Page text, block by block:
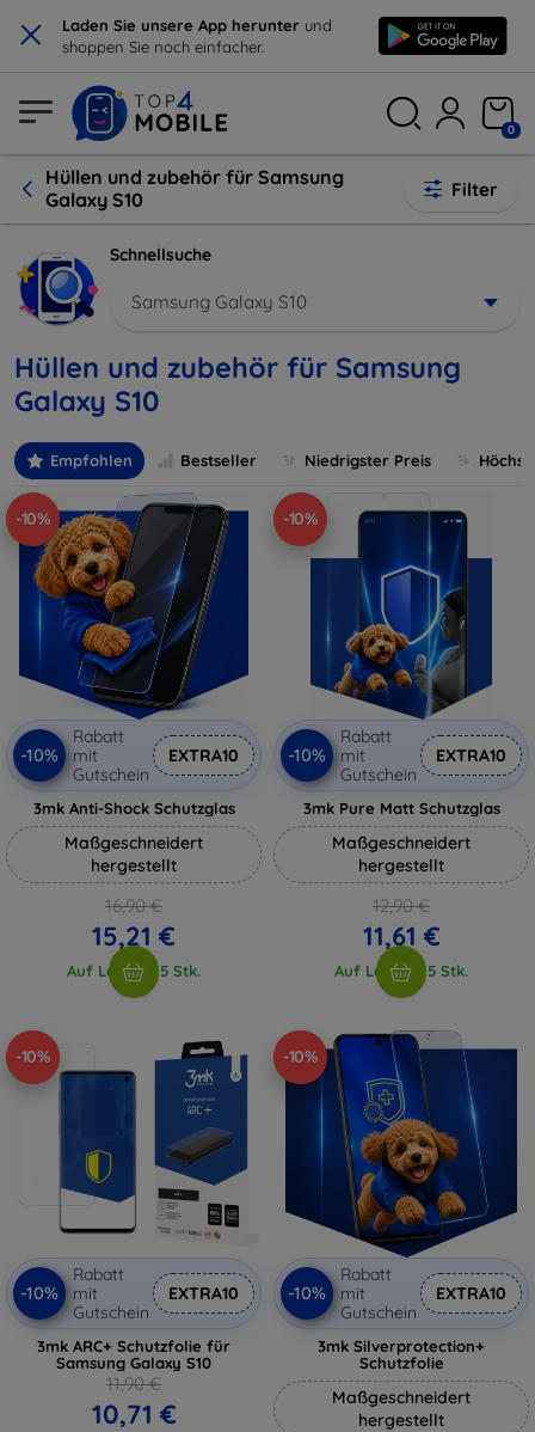
× Laden Sie unsere App herunter und
shoppen Sie noch einfacher.
0
Hüllen und zubehör für Samsung
Galaxy S10
Filter
Schnellsuche
Samsung Galaxy S10
Hüllen und zubehör für Samsung
Galaxy S10
Empfohlen Bestseller Niedrigster Preis
-10%
-10%
Rabatt
mit
Gutschein
EXTRA10
3mk Anti-Shock Schutzglas
Maßgeschneidert
hergestellt
16,90 €
15,21 €
Auf Lager > 5 Stk.
-10%
-10%
Rabatt
mit
Gutschein
EXTRA10
3mk Pure Matt Schutzglas
Maßgeschneidert
hergestellt
12,90 €
11,61 €
Auf Lager > 5 Stk.
-10%
-10%
Rabatt
mit
Gutschein
EXTRA10
3mk ARC+ Schutzfolie für
Samsung Galaxy S10
11,90 €
10,71 €
-10%
-10%
Rabatt
mit
Gutschein
EXTRA10
3mk Silverprotection+
Schutzfolie
Maßgeschneidert
hergestellt